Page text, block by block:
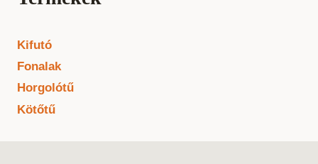
Kifutó
Fonalak
Horgolótű
Kötőtű